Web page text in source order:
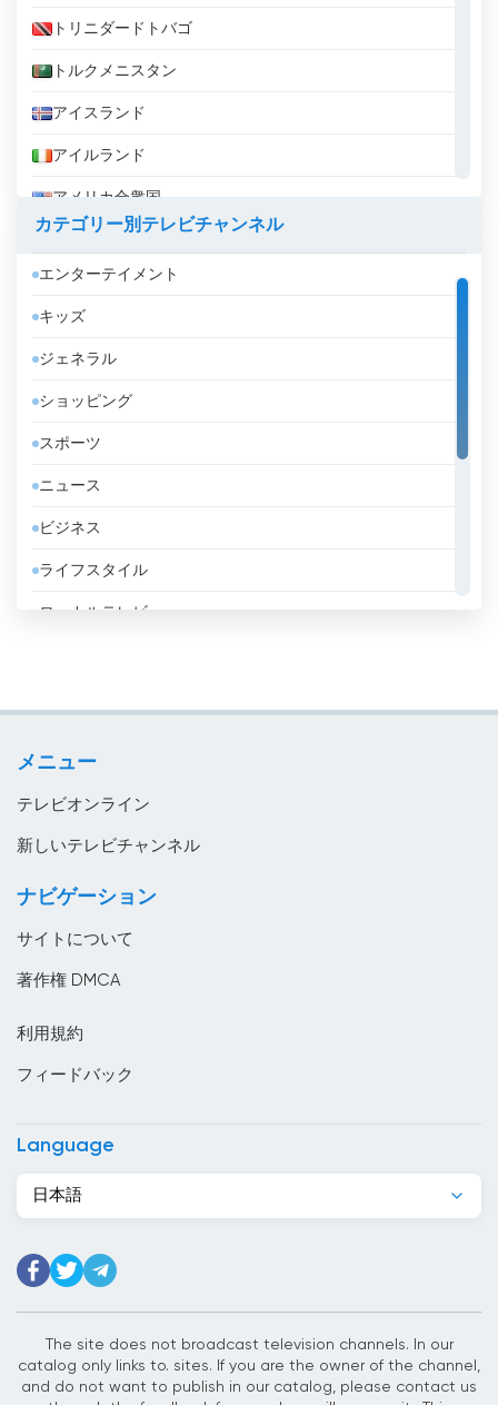
トリニダードトバゴ
トルクメニスタン
アイスランド
アイルランド
アメリカ合衆国
アルジェリア
アルゼンチン
アルバ
アルバニア
アルメニア
アンゴラ
アンドラ
イエメン
エストニア
エチオピア
オマーン
ガーナ
カーボベルデ
カテゴリー別テレビチャンネル
エンターテイメント
キッズ
ジェネラル
ショッピング
スポーツ
ニュース
ビジネス
ライフスタイル
ローカルテレビ
メニュー
テレビオンライン
新しいテレビチャンネル
ナビゲーション
サイトについて
著作権 DMCA
利用規約
フィードバック
Language
日本語
The site does not broadcast television channels. In our
catalog only links to. sites. If you are the owner of the channel,
and do not want to publish in our catalog, please contact us